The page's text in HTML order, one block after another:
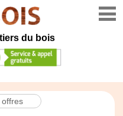
du bois
offres